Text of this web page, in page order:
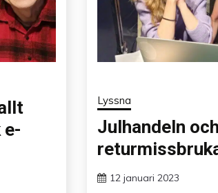
e-
Lyssna
Julhandeln och
12 januari 2023